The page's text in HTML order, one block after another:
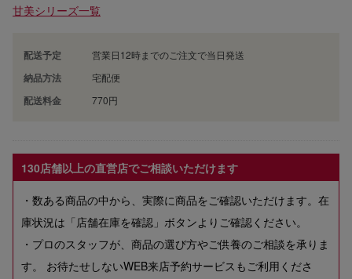
甘美シリーズ一覧
配送予定 営業日12時までのご注文で当日発送
納品方法 宅配便
配送料金 770円
130店舗以上の直営店でご相談いただけます
・数ある商品の中から、実際に商品をご確認いただけます。在
庫状況は「店舗在庫を確認」ボタンよりご確認ください。
・プロのスタッフが、商品の選び方やご供養のご相談を承りま
す。 お待たせしないWEB来店予約サービスもご利用くださ